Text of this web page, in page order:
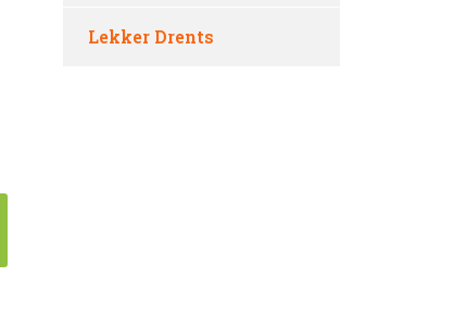
Lekker Drents